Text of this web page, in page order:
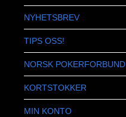
NYHETSBREV
TIPS OSS!
NORSK POKERFORBUND
KORTSTOKKER
MIN KONTO